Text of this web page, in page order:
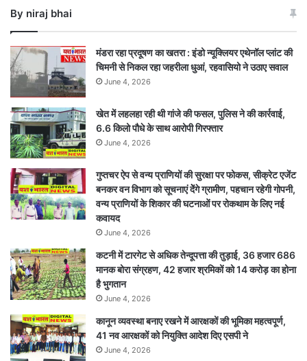
की
गंभीर
By niraj bhai
मंडरा रहा प्रदूषण का खतरा : इंडो न्यूक्लियर एथेनॉल प्लांट की
चिमनी से निकल रहा जहरीला धुआं, रहवासियो ने उठाए सवाल
June 4, 2026
खेत में लहलहा रही थी गांजे की फसल, पुलिस ने की कार्रवाई,
6.6 किलो पौधे के साथ आरोपी गिरफ्तार
June 4, 2026
गुप्तचर ऐप से वन्य प्राणियों की सुरक्षा पर फोकस, सीक्रेट एजेंट
बनकर वन विभाग को सूचनाएं देेंगे ग्रामीण, पहचान रहेगी गोपनी,
वन्य प्राणियों के शिकार की घटनाओं पर रोकथाम के लिए नई
कवायद
June 4, 2026
कटनी में टारगेट से अधिक तेन्दूपत्ता की तुड़ाई, 36 हजार 686
मानक बोरा संग्रहण, 42 हजार श्रमिकों को 14 करोड़ का होना
है भुगतान
June 4, 2026
कानून व्यवस्था बनाए रखने में आरक्षकों की भूमिका महत्वपूर्ण,
41 नव आरक्षकों को नियुक्ति आदेश दिए एसपी ने
June 4, 2026